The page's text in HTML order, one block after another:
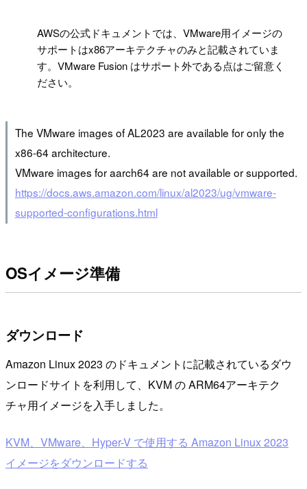
AWSの公式ドキュメントでは、VMware用イメージの
サポートはx86アーキテクチャのみと記載されていま
す。VMware Fusion はサポート外である点はご留意く
ださい。
The VMware images of AL2023 are available for only the
x86-64 architecture.
VMware images for aarch64 are not available or supported.
https://docs.aws.amazon.com/linux/al2023/ug/vmware-
supported-configurations.html
OSイメージ準備
ダウンロード
Amazon Linux 2023 のドキュメントに記載されているダウ
ンロードサイトを利用して、KVM の ARM64アーキテク
チャ用イメージを入手しました。
KVM、VMware、Hyper-V で使用する Amazon Linux 2023
イメージをダウンロードする